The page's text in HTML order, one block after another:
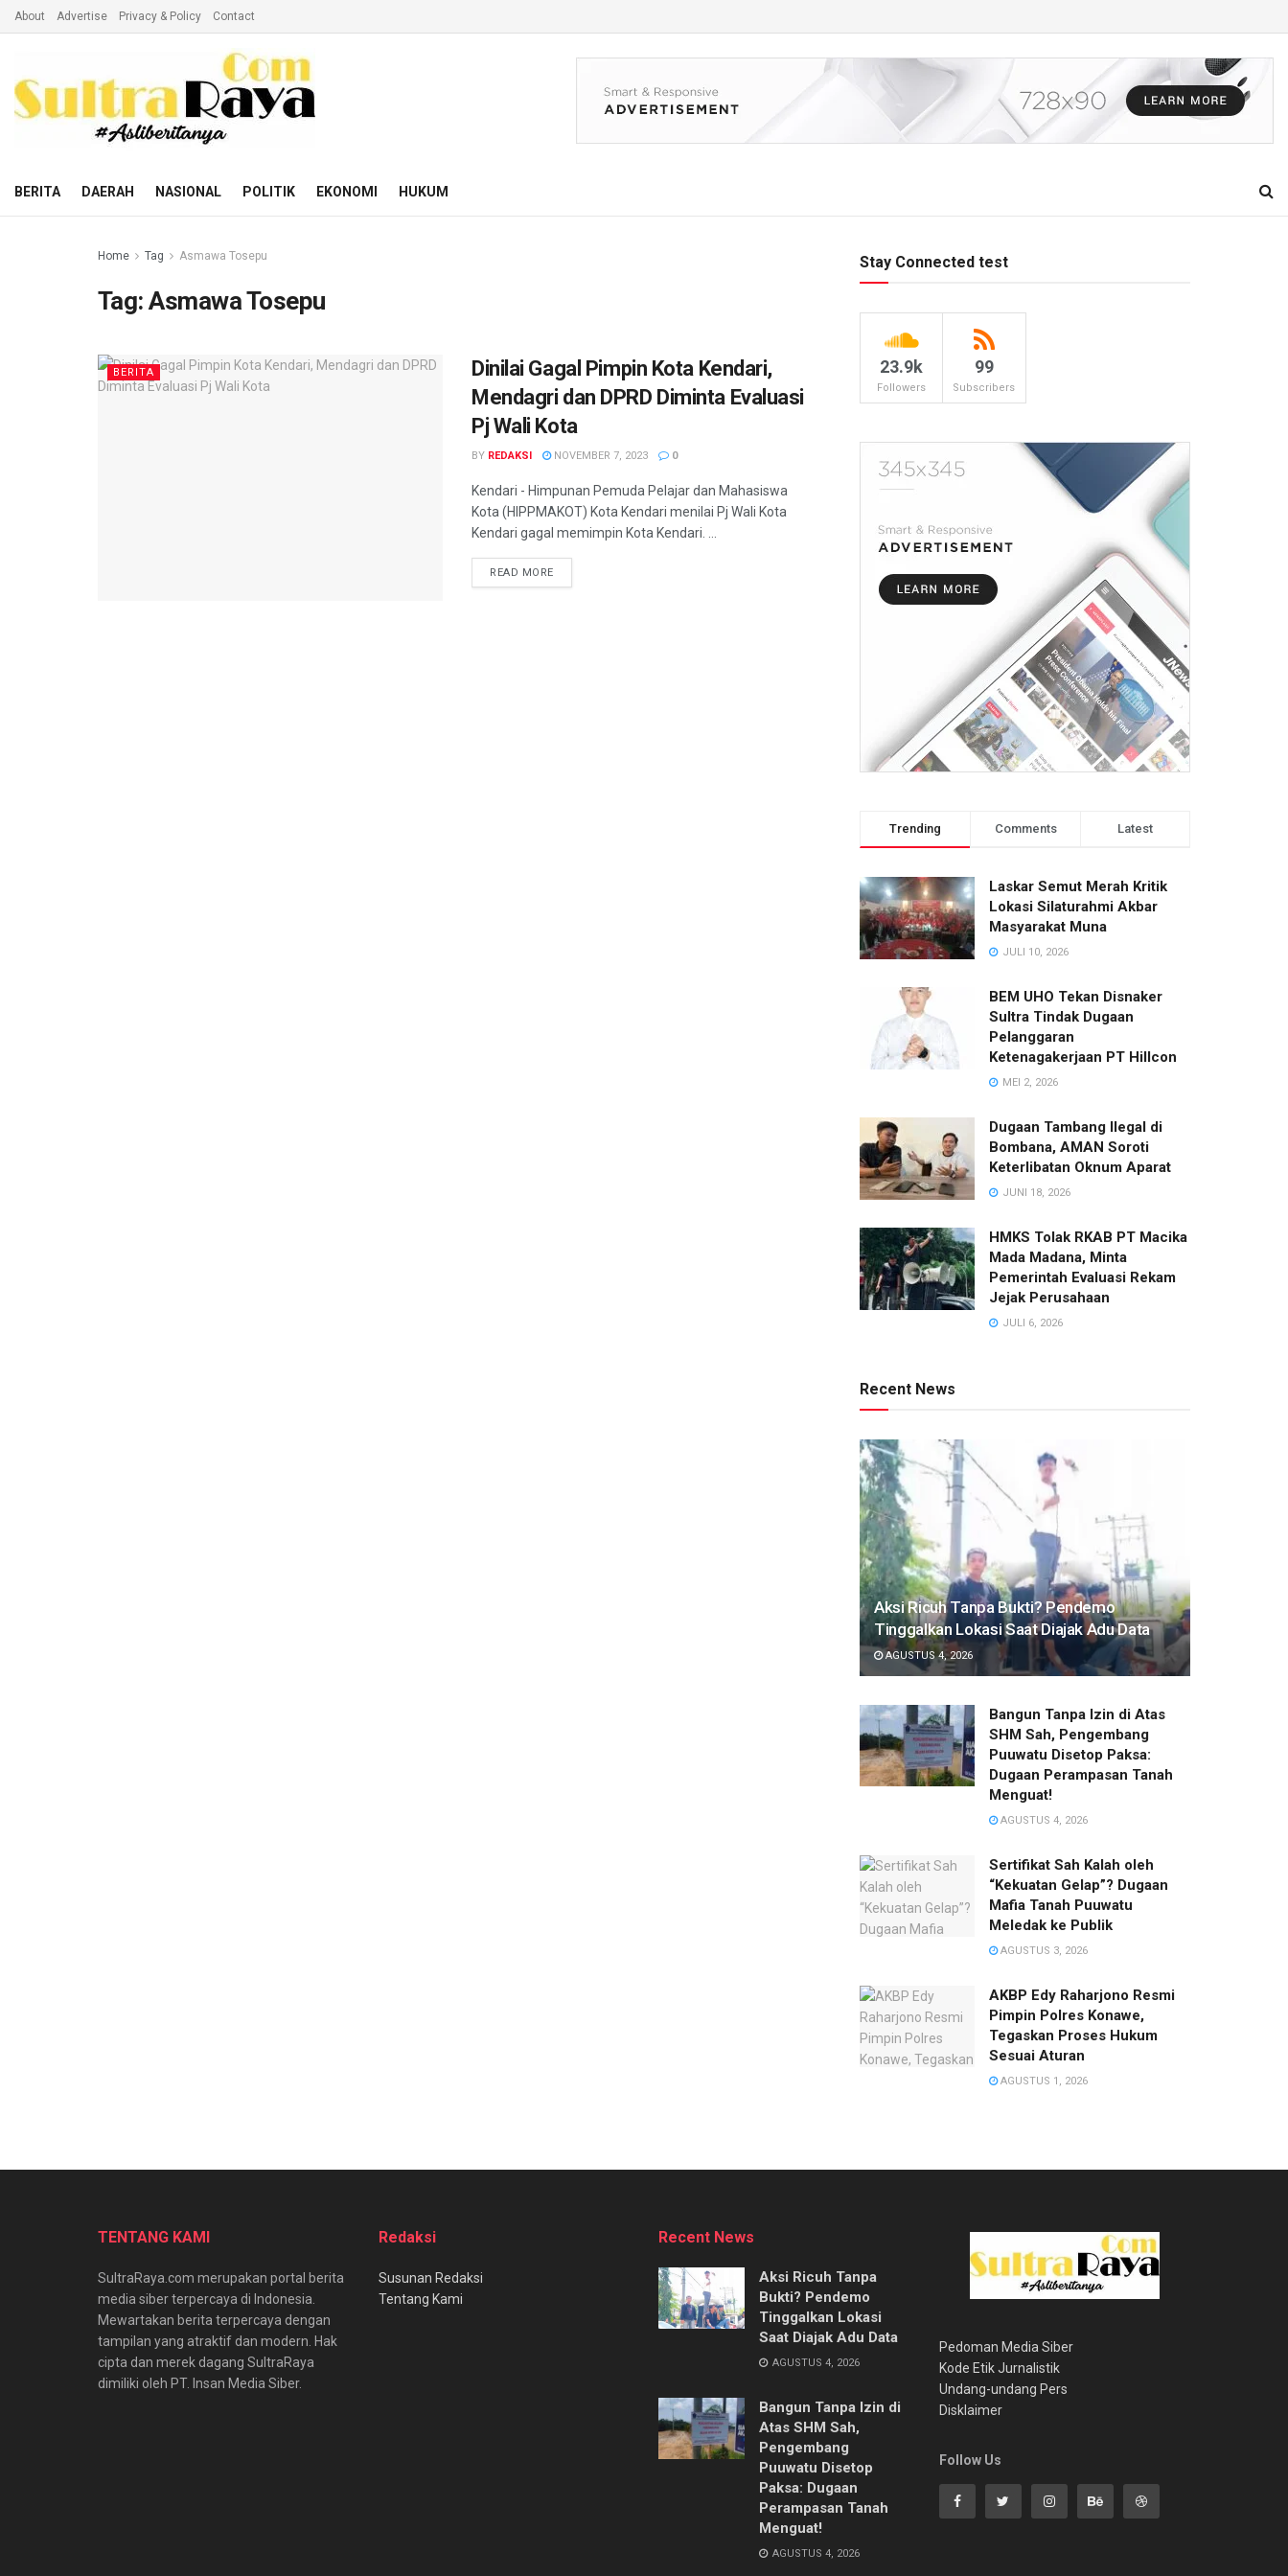
About Advertise Privacy & Policy Contact
BERITA DAERAH NASIONAL POLITIK EKONOMI HUKUM
Home Tag Asmawa Tosepu
Tag:Asmawa Tosepu
BERITA
Dinilai Gagal Pimpin Kota Kendari,
Mendagri dan DPRD Diminta Evaluasi
Pj Wali Kota
BY REDAKSI NOVEMBER 7, 2023 0
Kendari - Himpunan Pemuda Pelajar dan Mahasiswa
Kota (HIPPMAKOT) Kota Kendari menilai Pj Wali Kota
Kendari gagal memimpin Kota Kendari. ...
READ MORE
Stay Connected test
23.9k
Followers
99
Subscribers
Trending Comments Latest
Laskar Semut Merah Kritik
Lokasi Silaturahmi Akbar
Masyarakat Muna
JULI 10, 2026
BEM UHO Tekan Disnaker
Sultra Tindak Dugaan
Pelanggaran
Ketenagakerjaan PT Hillcon
MEI 2, 2026
Dugaan Tambang Ilegal di
Bombana, AMAN Soroti
Keterlibatan Oknum Aparat
JUNI 18, 2026
HMKS Tolak RKAB PT Macika
Mada Madana, Minta
Pemerintah Evaluasi Rekam
Jejak Perusahaan
JULI 6, 2026
Recent News
Aksi Ricuh Tanpa Bukti? Pendemo
Tinggalkan Lokasi Saat Diajak Adu Data
AGUSTUS 4, 2026
Bangun Tanpa Izin di Atas
SHM Sah, Pengembang
Puuwatu Disetop Paksa:
Dugaan Perampasan Tanah
Menguat!
AGUSTUS 4, 2026
Sertifikat Sah Kalah oleh
“Kekuatan Gelap”? Dugaan
Mafia Tanah Puuwatu
Meledak ke Publik
AGUSTUS 3, 2026
AKBP Edy Raharjono Resmi
Pimpin Polres Konawe,
Tegaskan Proses Hukum
Sesuai Aturan
AGUSTUS 1, 2026
TENTANG KAMI
SultraRaya.com merupakan portal berita
media siber terpercaya di Indonesia.
Mewartakan berita terpercaya dengan
tampilan yang atraktif dan modern. Hak
cipta dan merek dagang SultraRaya
dimiliki oleh PT. Insan Media Siber.
Redaksi
Susunan Redaksi
Tentang Kami
Recent News
Aksi Ricuh Tanpa
Bukti? Pendemo
Tinggalkan Lokasi
Saat Diajak Adu Data
AGUSTUS 4, 2026
Bangun Tanpa Izin di
Atas SHM Sah,
Pengembang
Puuwatu Disetop
Paksa: Dugaan
Perampasan Tanah
Menguat!
AGUSTUS 4, 2026
Pedoman Media Siber
Kode Etik Jurnalistik
Undang-undang Pers
Disklaimer
Follow Us